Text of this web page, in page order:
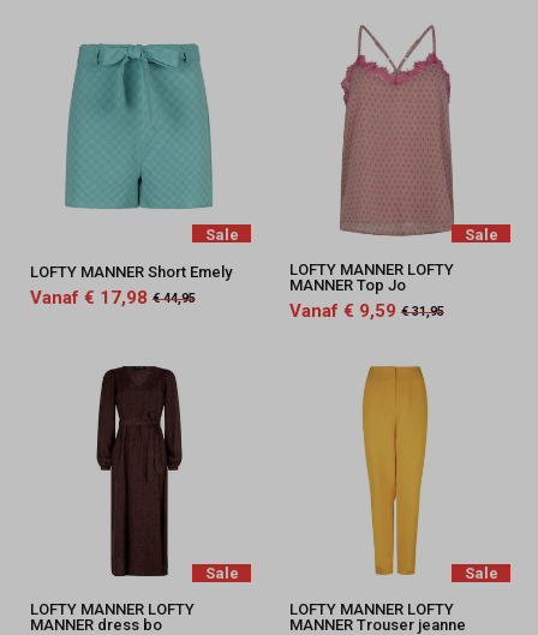
Sale
LOFTY MANNER Short Emely
Vanaf € 17,98 € 44,95
Sale
LOFTY MANNER LOFTY
MANNER Top Jo
Vanaf € 9,59 € 31,95
Sale
LOFTY MANNER LOFTY
MANNER dress bo
Sale
LOFTY MANNER LOFTY
MANNER Trouser jeanne